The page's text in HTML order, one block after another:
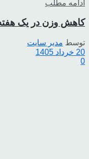
ادامه مطلب
کاهش وزن در یک هفته
توسط مدیر سایت
20 خرداد 1405
0